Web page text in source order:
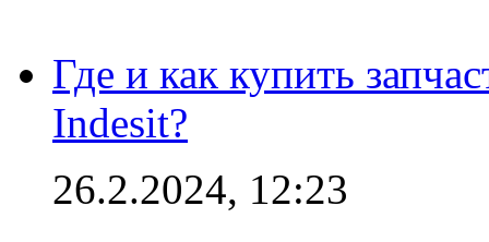
Где и как купить
Indesit?
26.2.2024, 12:23